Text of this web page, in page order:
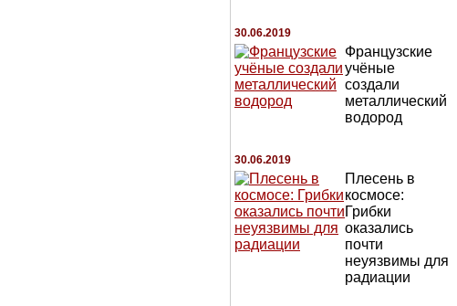
30.06.2019
Французские
учёные
создали
металлический
водород
30.06.2019
Плесень в
космосе:
Грибки
оказались
почти
неуязвимы для
радиации